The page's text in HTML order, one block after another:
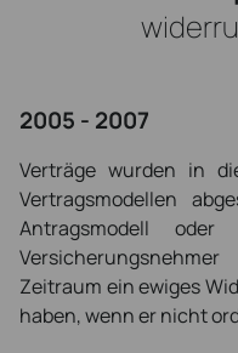
2005 - 2007
Verträge wurden in
Vertragsmodellen
Antragsmodell
Zeitraum ein ewiges
haben, wenn er nicht